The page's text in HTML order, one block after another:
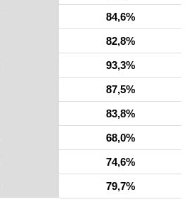
84,6%
82,8%
93,3%
87,5%
83,8%
68,0%
74,6%
79,7%